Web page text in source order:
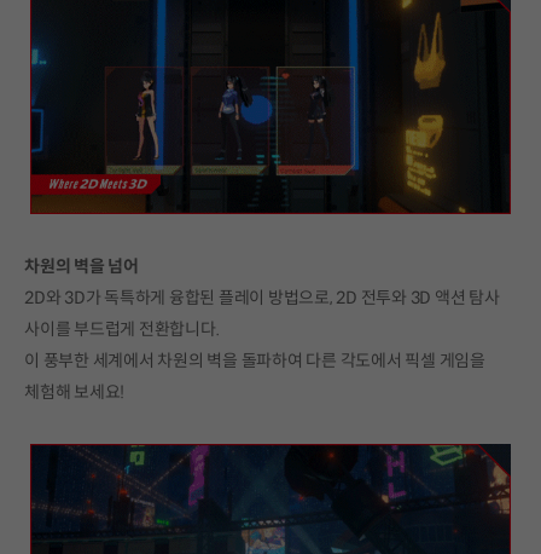
차원의 벽을 넘어
2D와 3D가 독특하게 융합된 플레이 방법으로, 2D 전투와 3D 액션 탐사
사이를 부드럽게 전환합니다.
이 풍부한 세계에서 차원의 벽을 돌파하여 다른 각도에서 픽셀 게임을
체험해 보세요!